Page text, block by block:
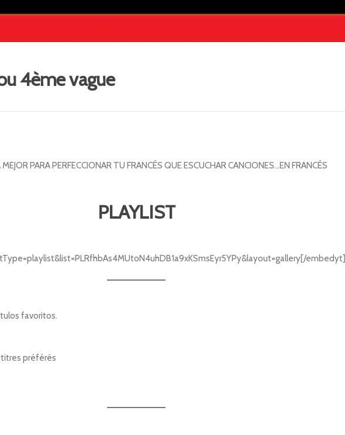
4ème vague
PARA PERFECCIONAR TU FRANCÉS QUE ESCUCHAR CANCIONES…EN FRANCÉS
PLAYLIST
embedyt]
favoritos.
titres préférés